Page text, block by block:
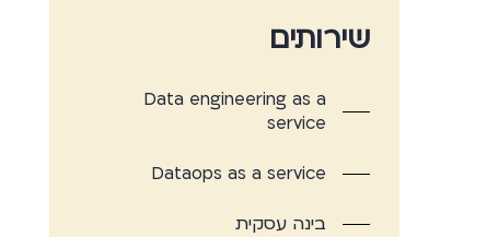
שירותים
Data engineering as a
service
Dataops as a service
בינה עסקית